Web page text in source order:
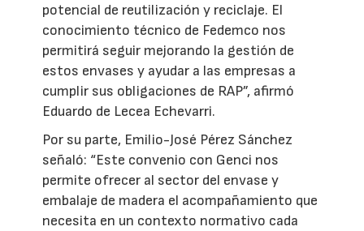
potencial de reutilización y reciclaje. El
conocimiento técnico de Fedemco nos
permitirá seguir mejorando la gestión de
estos envases y ayudar a las empresas a
cumplir sus obligaciones de RAP”, afirmó
Eduardo de Lecea Echevarri.
Por su parte, Emilio-José Pérez Sánchez
señaló: “Este convenio con Genci nos
permite ofrecer al sector del envase y
embalaje de madera el acompañamiento que
necesita en un contexto normativo cada